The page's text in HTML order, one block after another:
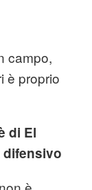
campo,
è proprio
di El
difensivo